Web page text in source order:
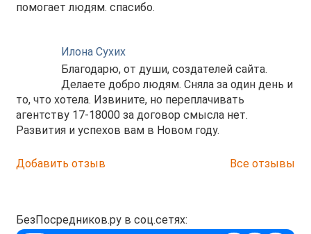
помогает людям. спасибо.
Илона Сухих
Благодарю, от души, создателей сайта.
Делаете добро людям. Сняла за один день и
то, что хотела. Извините, но переплачивать
агентству 17-18000 за договор смысла нет.
Развития и успехов вам в Новом году.
Добавить отзыв Все отзывы
БезПосредников.ру в соц.сетях: